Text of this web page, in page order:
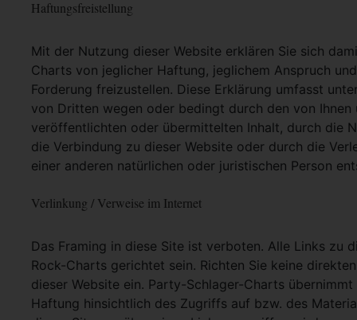
Haftungsfreistellung
Mit der Nutzung dieser Website erklären Sie sich
Charts von jeglicher Haftung, jeglichem Anspruch
Forderung freizustellen. Diese Erklärung umfasst
von Dritten wegen oder bedingt durch den von Ihnen
veröffentlichten oder übermittelten Inhalt, durch die
die Verbindung zu dieser Website oder durch die
einer anderen natürlichen oder juristischen Person
Verlinkung / Verweise im Internet
Das Framing in diese Site ist verboten. Alle Links zu
Rock-Charts gerichtet sein. Richten Sie keine
dieser Website ein. Party-Schlager-Charts
Haftung hinsichtlich des Zugriffs auf bzw. des